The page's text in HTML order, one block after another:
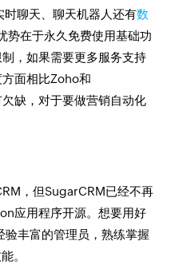
时聊天、聊天机器人还有数
势在于永久免费使用基础功
，如果需要更多服务支持
面相比Zoho和
缺，对于要做营销自动化
，但SugarCRM已经不再
应用程序开源。想要用好
丰富的管理员，熟练掌握
。